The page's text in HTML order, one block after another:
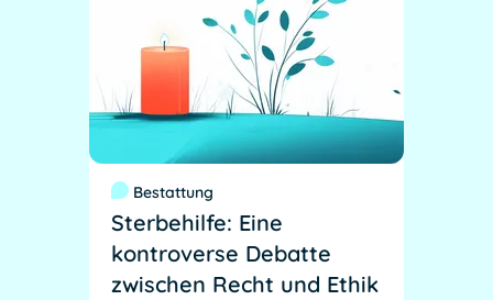
Bestattung
Sterbehilfe: Eine
kontroverse Debatte
zwischen Recht und Ethik